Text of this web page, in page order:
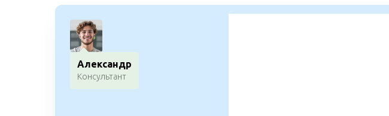
Александр
Консультант